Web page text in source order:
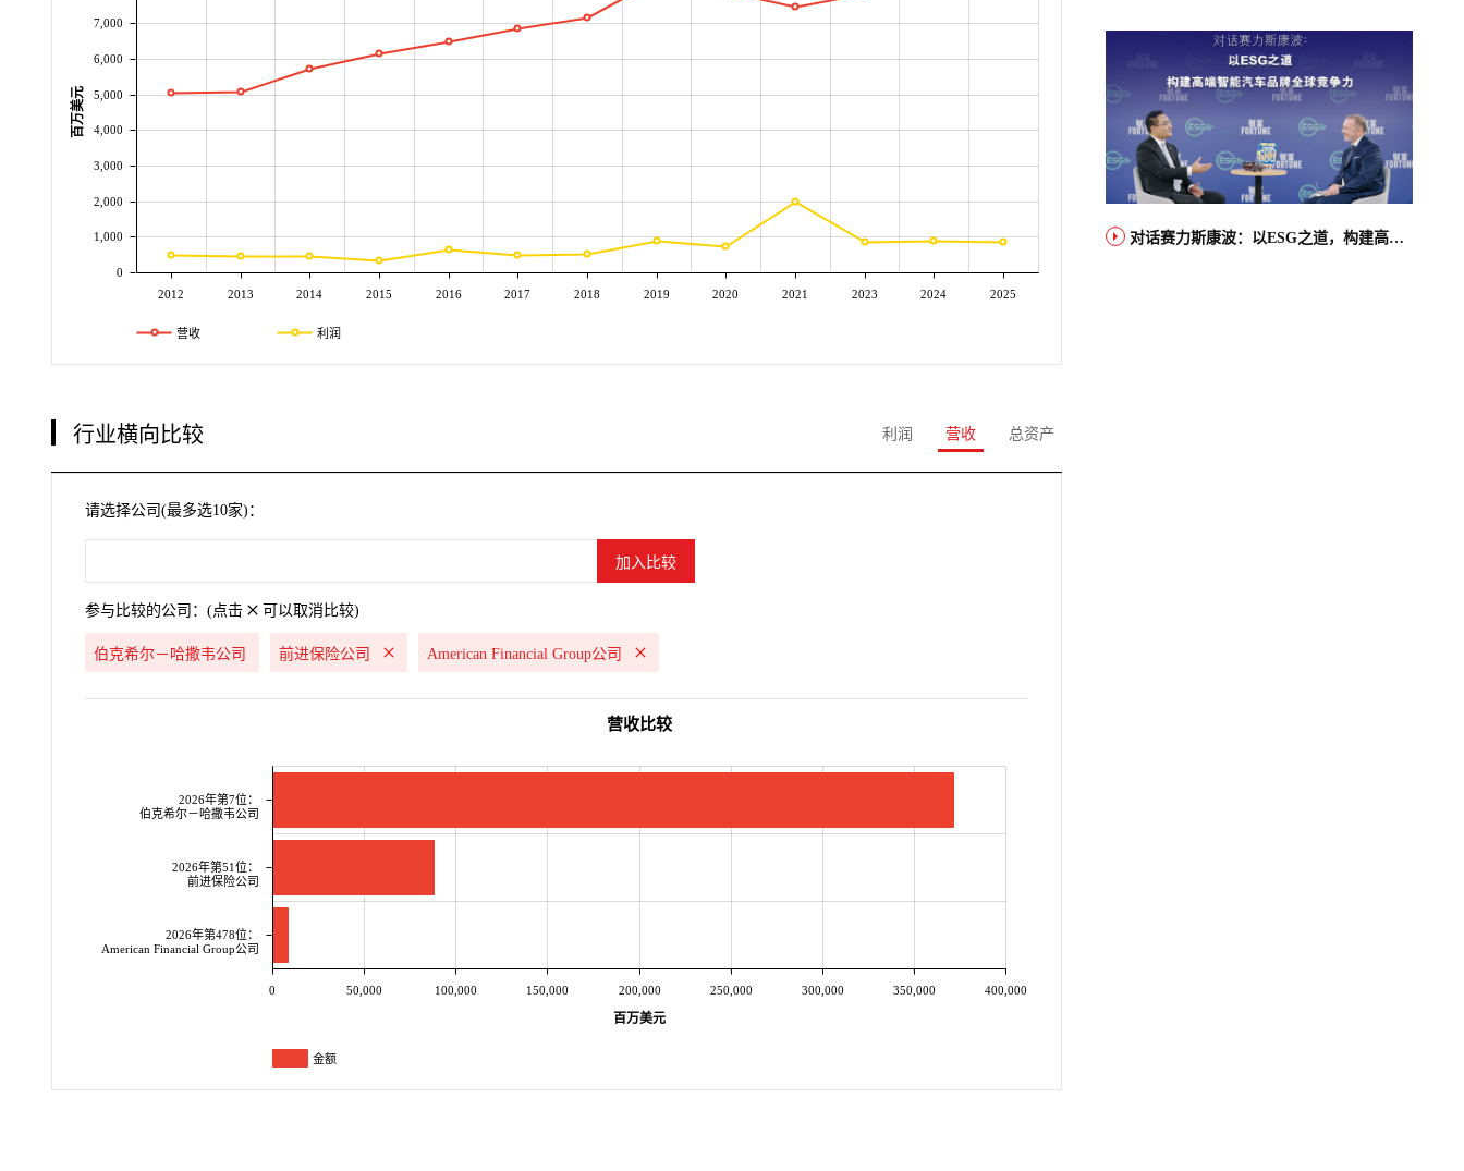
2012 2013 2014 2015 2016 2017 2018 2019 2020 2021 2023 2024 2025
0
1,000
2,000
3,000
4,000
5,000
6,000
7,000
百万美元
营收 利润
行业横向比较 利润 营收 总资产
请选择公司(最多选10家)：
参与比较的公司：(点击 可以取消比较)
伯克希尔－哈撒韦公司 前进保险公司 American Financial Group公司
2026年第7位：
伯克希尔－哈撒韦公司
2026年第51位：
前进保险公司
2026年第478位：
American Financial Group公司
0 50,000 100,000 150,000 200,000 250,000 300,000 350,000 400,000
百万美元
营收比较
金额
对话赛力斯康波：以ESG之道，构建高端智能汽车品牌全球竞争力